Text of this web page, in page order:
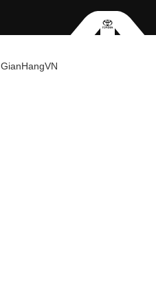
GianHangVN